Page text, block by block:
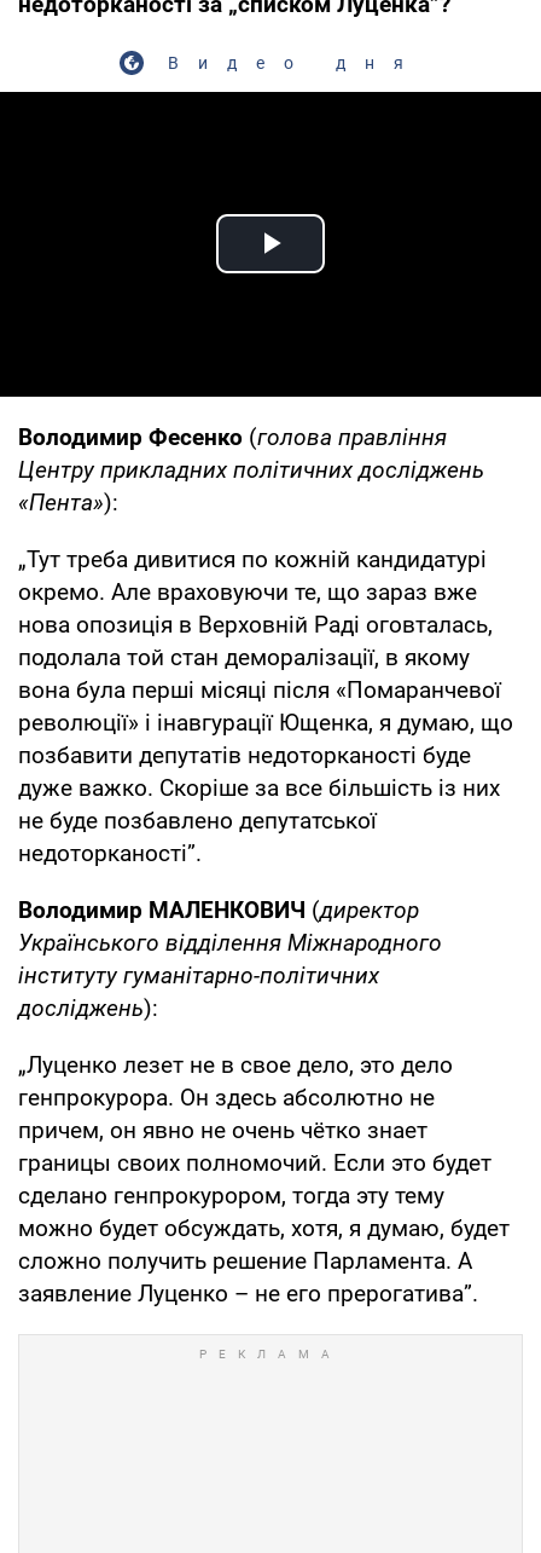
Видео дня
Play Video
Володимир Фесенко (голова правління
Центру прикладних політичних досліджень
«Пента»):
„Тут треба дивитися по кожній кандидатурі
окремо. Але враховуючи те, що зараз вже
нова опозиція в Верховній Раді оговталась,
подолала той стан деморалізації, в якому
вона була перші місяці після «Помаранчевої
революції» і інавгурації Ющенка, я думаю, що
позбавити депутатів недоторканості буде
дуже важко. Скоріше за все більшість із них
не буде позбавлено депутатської
недоторканості”.
Володимир МАЛЕНКОВИЧ (директор
Українського відділення Міжнародного
інституту гуманітарно-політичних
досліджень):
„Луценко лезет не в свое дело, это дело
генпрокурора. Он здесь абсолютно не
причем, он явно не очень чётко знает
границы своих полномочий. Если это будет
сделано генпрокурором, тогда эту тему
можно будет обсуждать, хотя, я думаю, будет
сложно получить решение Парламента. А
заявление Луценко – не его прерогатива”.